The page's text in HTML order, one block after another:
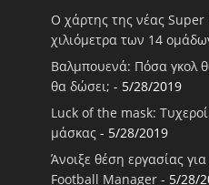
Ο χάρτης της νέας Super
χιλιόμετρα των 14
Βαλμπουενά: Πόσα γκολ
θα δώσει; - 5/28/2019
Luck of the mask:
μάσκας - 5/28/2019
Άνοιξε θέση εργασίας
Football Μanager - 5/28/